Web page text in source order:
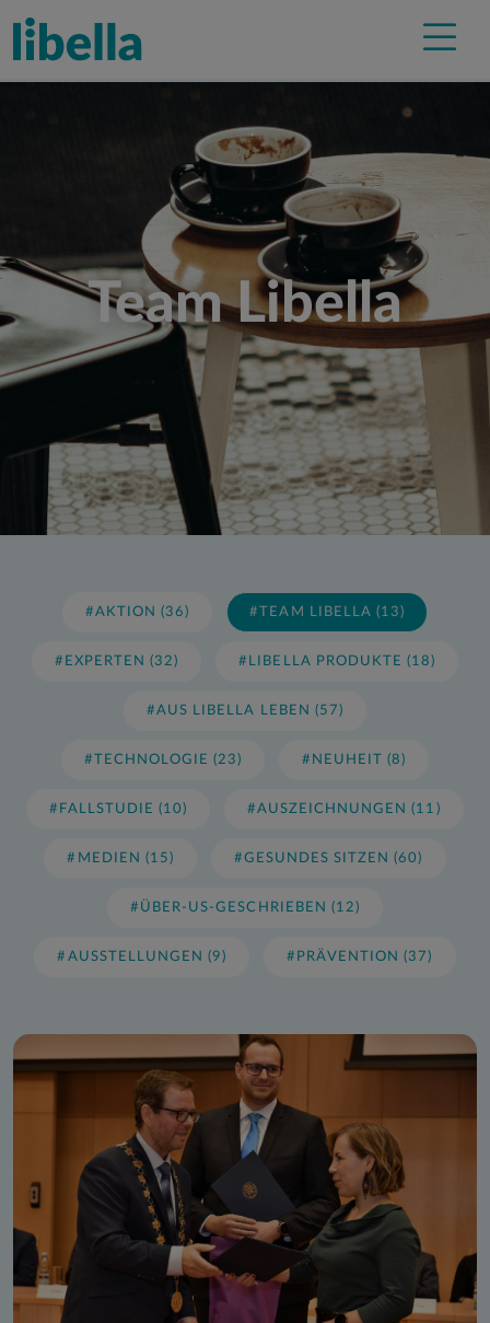
Team Libella
#AKTION (36) #TEAM LIBELLA (13)
#EXPERTEN (32) #LIBELLA PRODUKTE (18)
#AUS LIBELLA LEBEN (57)
#TECHNOLOGIE (23) #NEUHEIT (8)
#FALLSTUDIE (10) #AUSZEICHNUNGEN (11)
#MEDIEN (15) #GESUNDES SITZEN (60)
#ÜBER-US-GESCHRIEBEN (12)
#AUSSTELLUNGEN (9) #PRÄVENTION (37)